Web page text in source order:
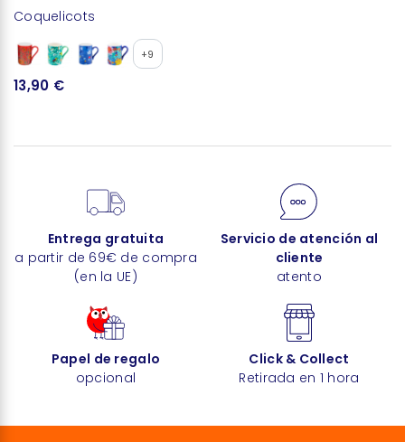
Coquelicots
+9
13,90 €
Entrega gratuita
a partir de 69€ de compra
(en la UE)
Servicio de atención al
cliente
atento
Papel de regalo
opcional
Click & Collect
Retirada en 1 hora